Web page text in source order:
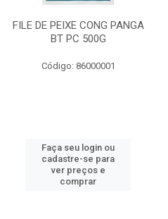
FILE DE PEIXE CONG PANGA
BT PC 500G
Código: 86000001
Faça seu login ou
cadastre-se para
ver preços e
comprar